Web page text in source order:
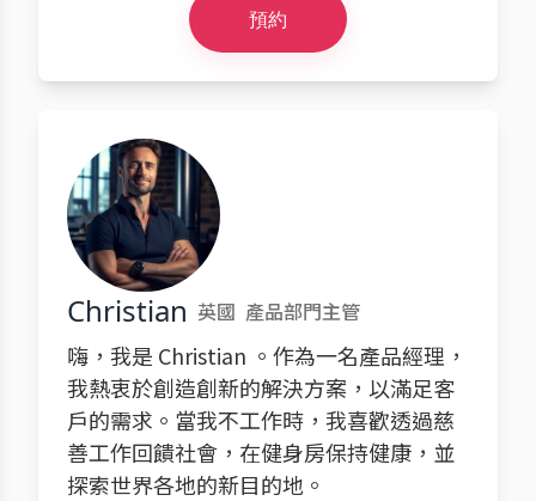
預約
Christian 英國 產品部門主管
嗨，我是 Christian 。作為一名產品經理，
我熱衷於創造創新的解決方案，以滿足客
戶的需求。當我不工作時，我喜歡透過慈
善工作回饋社會，在健身房保持健康，並
探索世界各地的新目的地。